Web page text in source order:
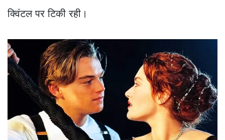
क्विंटल पर टिकी रही।